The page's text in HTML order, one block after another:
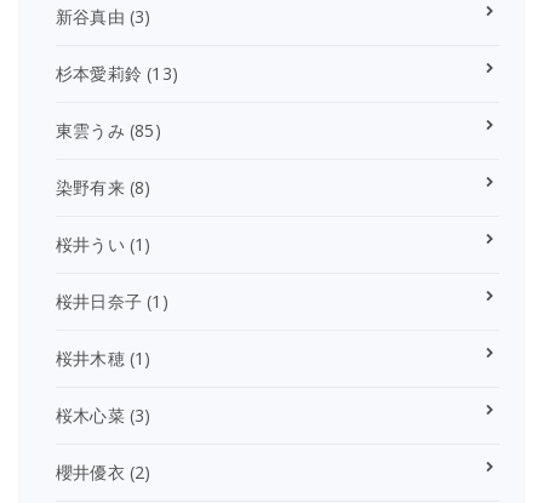
新谷真由 (3)
杉本愛莉鈴 (13)
東雲うみ (85)
染野有来(8)
桜井うい (1)
桜井日奈子 (1)
桜井木穂(1)
桜木心菜(3)
櫻井優衣 (2)